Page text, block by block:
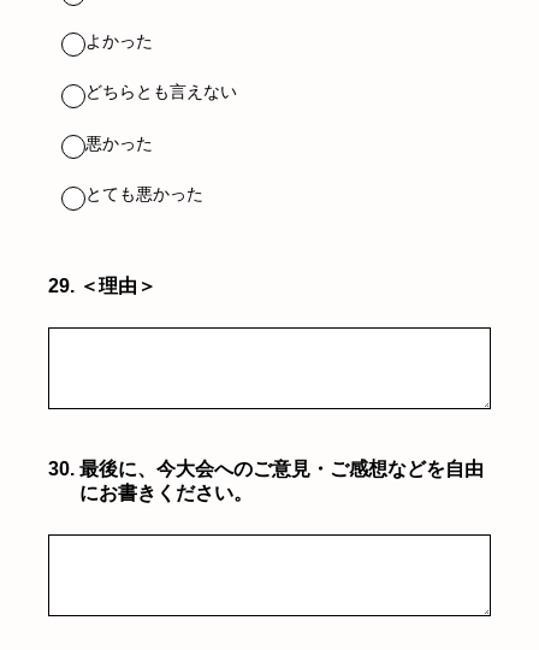
よかった
どちらとも言えない
悪かった
とても悪かった
29. ＜理由＞
30. 最後に、今大会へのご意見・ご感想などを自由
にお書きください。